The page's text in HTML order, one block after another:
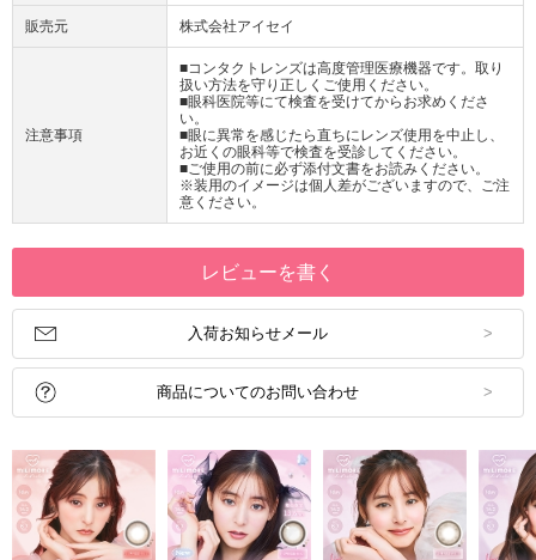
販売元 株式会社アイセイ
注意事項
■コンタクトレンズは高度管理医療機器です。取り
扱い方法を守り正しくご使用ください。
■眼科医院等にて検査を受けてからお求めくださ
い。
■眼に異常を感じたら直ちにレンズ使用を中止し、
お近くの眼科等で検査を受診してください。
■ご使用の前に必ず添付文書をお読みください。
※装用のイメージは個人差がございますので、ご注
意ください。
レビューを書く
入荷お知らせメール
商品についてのお問い合わせ